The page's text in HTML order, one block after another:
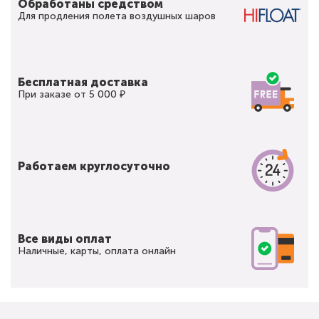
Обработаны средством
Для продления полета воздушных шаров
Бесплатная доставка
При заказе от 5 000 ₽
Работаем круглосуточно
Все виды оплат
Наличные, карты, оплата онлайн